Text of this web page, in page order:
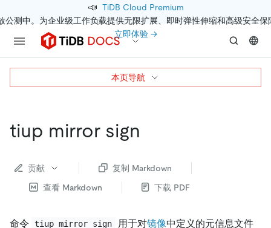
📣 TiDB Cloud Premium
公测中。为企业级工作负载提供无限扩展、即时弹性伸缩和高级安全保
立即体验 →
tiup mirror sign
贡献
复制 Markdown
查看 Markdown
下载 PDF
命令 tiup mirror sign 用于对镜像中定义的元信息文件
本页导航